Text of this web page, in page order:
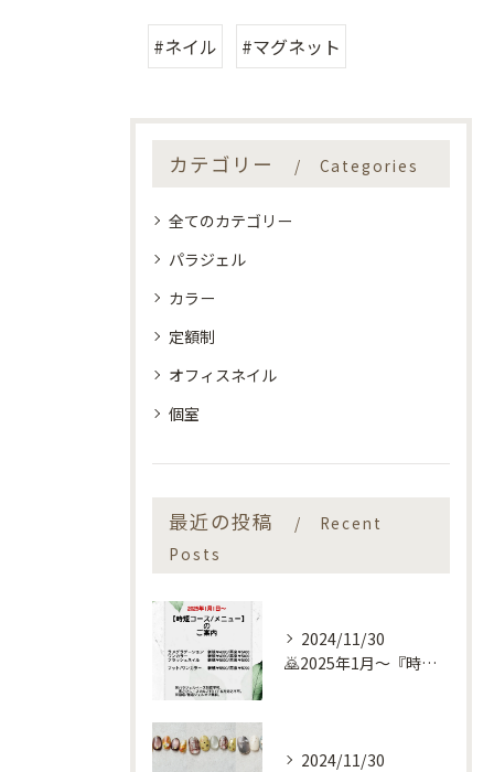
#ネイル #マグネット
カテゴリー Categories
全てのカテゴリー
パラジェル
カラー
定額制
オフィスネイル
個室
最近の投稿
Recent
Posts
2024/11/30
🙇2025年1月～『時短コース』のお知らせ🙇
2024/11/30